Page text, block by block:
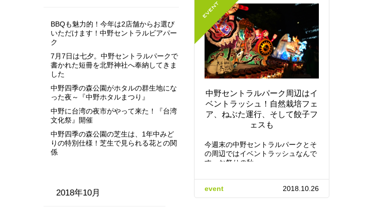
中野セントラルパーク周辺はイ
ベントラッシュ！自然栽培フェ
ア、ねぶた運行、そして餃子フ
ェスも
今週末の中野セントラルパークとそ
の周辺ではイベントラッシュなんで
す。お祭りの秋、…
event 2018.10.26
BBQも魅力的！今年は2店舗からお選び
いただけます！中野セントラルビアパー
ク
7月7日は七夕。中野セントラルパークで
書かれた短冊を北野神社へ奉納してきま
した
中野四季の森公園がホタルの群生地にな
った夜～『中野ホタルまつり』
中野に台湾の夜市がやって来た！『台湾
文化祭』開催
中野四季の森公園の芝生は、1年中みど
りの特別仕様！芝生で見られる花との関
係
2018年10月